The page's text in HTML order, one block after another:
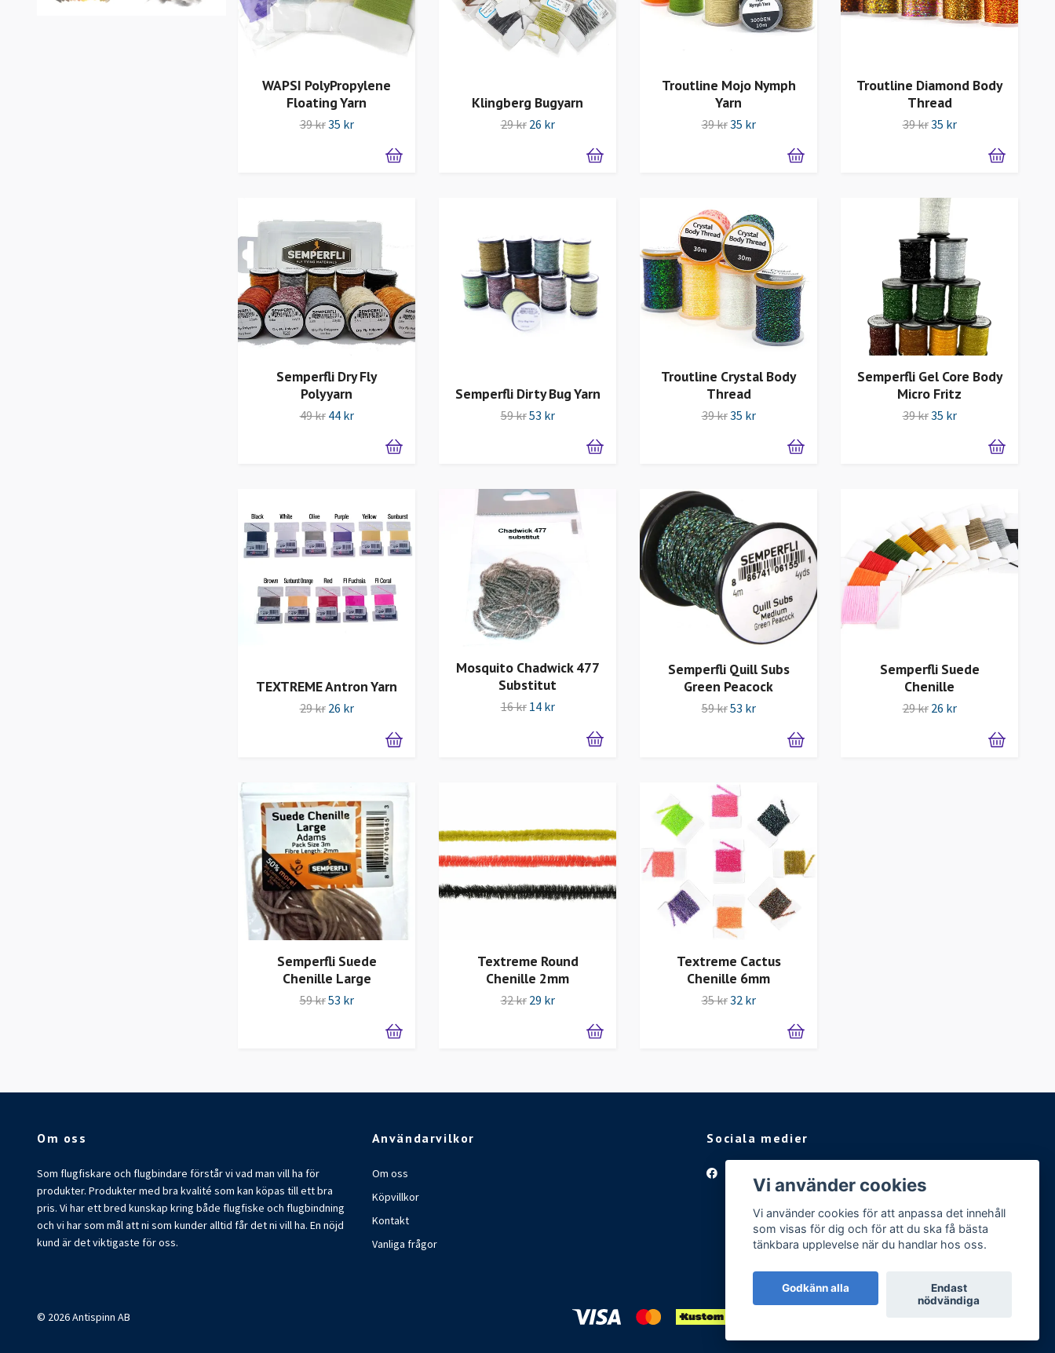
WAPSI PolyPropylene
Floating Yarn
39 kr35 kr
Klingberg Bugyarn
29 kr 26 kr
Troutline Mojo Nymph
Yarn
39 kr35 kr
Troutline Diamond Body
Thread
39 kr35 kr
Semperfli Dry Fly
Polyyarn
49 kr 44 kr
Semperfli Dirty Bug Yarn
59 kr53 kr
Troutline Crystal Body
Thread
39 kr35 kr
Semperfli Gel Core Body
Micro Fritz
39 kr35 kr
TEXTREME Antron Yarn
29 kr 26 kr
Mosquito Chadwick 477
Substitut
16 kr 14 kr
Semperfli Quill Subs
Green Peacock
59 kr53 kr
Semperfli Suede
Chenille
29 kr 26 kr
Semperfli Suede
Chenille Large
59 kr53 kr
Textreme Round
Chenille 2mm
32 kr 29 kr
Textreme Cactus
Chenille 6mm
35 kr32 kr
Om oss
Som flugfiskare och flugbindare förstår vi vad man vill ha för
produkter. Produkter med bra kvalité som kan köpas till ett bra
pris. Vi har ett bred kunskap kring både flugfiske och flugbindning
och vi har som mål att ni som kunder alltid får det ni vill ha. En nöjd
kund är det viktigaste för oss.
Användarvilkor
Om oss
Köpvillkor
Kontakt
Vanliga frågor
Sociala medier
© 2026 Antispinn AB
Vi använder cookies
Vi använder cookies för att anpassa det innehåll
som visas för dig och för att du ska få bästa
tänkbara upplevelse när du handlar hos oss.
Godkänn alla
Endast
nödvändiga